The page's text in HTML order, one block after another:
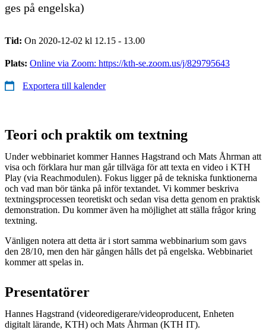
ges på engelska)
Tid: On 2020-12-02 kl 12.15 - 13.00
Plats: Online via Zoom: https://kth-se.zoom.us/j/829795643
Exportera till kalender
Teori och praktik om textning
Under webbinariet kommer Hannes Hagstrand och Mats Åhrman att
visa och förklara hur man går tillväga för att texta en video i KTH
Play (via Reachmodulen). Fokus ligger på de tekniska funktionerna
och vad man bör tänka på inför textandet. Vi kommer beskriva
textningsprocessen teoretiskt och sedan visa detta genom en praktisk
demonstration.​ Du kommer även ha möjlighet att ställa frågor kring
textning.
Vänligen notera att detta är i stort samma webbinarium som gavs
den 28/10, men den här gången hålls det på engelska. Webbinariet
kommer att spelas in.
Presentatörer
Hannes Hagstrand (videoredigerare/videoproducent, Enheten
digitalt lärande, KTH) och Mats Åhrman (KTH IT).